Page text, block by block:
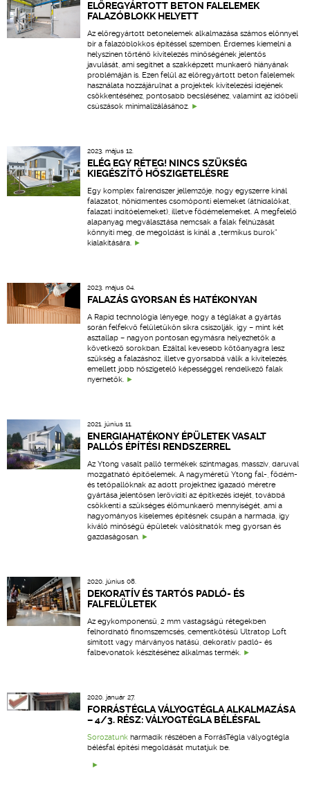
ELŐREGYÁRTOTT BETON FALELEMEK
FALAZÓBLOKK HELYETT
Az előregyártott betonelemek alkalmazása számos előnnyel
bír a falazóblokkos építéssel szemben. Érdemes kiemelni a
helyszínen történő kivitelezés minőségének jelentős
javulását, ami segíthet a szakképzett munkaerő hiányának
problémáján is. Ezen felül az előregyártott beton falelemek
használata hozzájárulhat a projektek kivitelezési idejének
csökkentéséhez, pontosabb becsléséhez, valamint az időbeli
csúszások minimalizálásához.
2023. május 12.
ELÉG EGY RÉTEG! NINCS SZÜKSÉG
KIEGÉSZÍTŐ HŐSZIGETELÉSRE
Egy komplex falrendszer jellemzője, hogy egyszerre kínál
falazatot, hőhídmentes csomóponti elemeket (áthidalókat,
falazati indítóelemeket), illetve födémelemeket. A megfelelő
alapanyag megválasztása nemcsak a falak felhúzását
könnyíti meg, de megoldást is kínál a „termikus burok”
kialakítására.
2023. május 04.
FALAZÁS GYORSAN ÉS HATÉKONYAN
A Rapid technológia lényege, hogy a téglákat a gyártás
során felfekvő felületükön síkra csiszolják, így – mint két
asztallap – nagyon pontosan egymásra helyezhetők a
következő sorokban. Ezáltal kevesebb kötőanyagra lesz
szükség a falazáshoz, illetve gyorsabbá válik a kivitelezés,
emellett jobb hőszigetelő képességgel rendelkező falak
nyerhetők.
2021. június 11.
ENERGIAHATÉKONY ÉPÜLETEK VASALT
PALLÓS ÉPÍTÉSI RENDSZERREL
Az Ytong vasalt palló termékek szintmagas, masszív, daruval
mozgatható építőelemek. A nagyméretű Ytong fal-, födém-
és tetőpallóknak az adott projekthez igazadó méretre
gyártása jelentősen lerövidíti az építkezés idejét, továbbá
csökkenti a szükséges élőmunkaerő mennyiségét, ami a
hagyományos kiselemes építésnek csupán a harmada, így
kiváló minőségű épületek valósíthatók meg gyorsan és
gazdaságosan.
2020. június 08.
DEKORATÍV ÉS TARTÓS PADLÓ- ÉS
FALFELÜLETEK
Az egykomponensű, 2 mm vastagságú rétegekben
felhordható finomszemcsés, cementkötésű Ultratop Loft
simított vagy márványos hatású, dekoratív padló- és
falbevonatok készítéséhez alkalmas termék.
2020. január 27.
FORRÁSTÉGLA VÁLYOGTÉGLA ALKALMAZÁSA
– 4/3. RÉSZ: VÁLYOGTÉGLA BÉLÉSFAL
Sorozatunkharmadik részében a ForrásTégla vályogtégla
bélésfal építési megoldását mutatjuk be.